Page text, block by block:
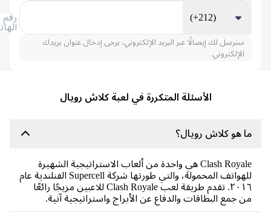
الهاتف
(+212)
سنرسل لك إيصالًا عبر البريد الإلكتروني، يرجى إدخال عنوان بريدك
الإلكتروني.
الأسئلة المتكررة في لعبة كلاش رويال
هو كلاش رويال؟
Clash Royale هي واحدة من ألعاب الاستراتيجية الشهيرة
للهواتف المحمولة، والتي طورتها شركة Supercell الفنلندية عام
٢٠١٦. تقدم طريقة لعب Clash Royale للاعبين مزيجًا رائعًا
جمع البطاقات والدفاع عن الأبراج واستراتيجية آنية.